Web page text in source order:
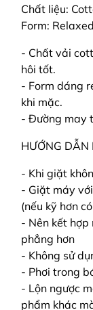
Chất liệu:
Form: Relaxed
- Chất vải
hôi tốt.
- Form dáng
khi mặc.
- Đường may
HƯỚNG DẪN
- Khi giặt
- Giặt máy
(nếu kỹ hơn
- Nên kết
phẳng hơn
- Không sử
- Phơi trong
- Lộn ngược
phẩm khác